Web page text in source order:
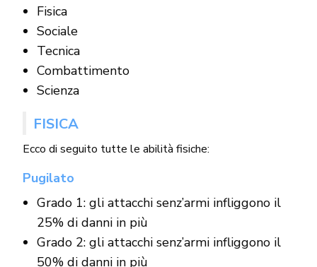
Fisica
Sociale
Tecnica
Combattimento
Scienza
FISICA
Ecco di seguito tutte le abilità fisiche:
Pugilato
Grado 1: gli attacchi senz’armi infliggono il
25% di danni in più
Grado 2: gli attacchi senz’armi infliggono il
50% di danni in più